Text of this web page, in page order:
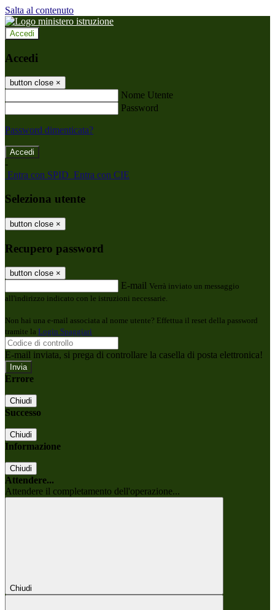
Salta al contenuto
Accedi
Accedi
button close ×
Nome Utente
Password
Password dimenticata?
-
Entra con SPID Entra con CIE
Seleziona utente
button close ×
Recupero password
button close ×
E-mail Verrà inviato un messaggio
all'indirizzo indicato con le istruzioni necessarie.
Non hai una e-mail associata al nome utente? Effettua il reset della password
tramite la Login Spaggiari
E-mail inviata, si prega di controllare la casella di posta elettronica!
Errore
Chiudi
Successo
Chiudi
Informazione
Chiudi
Attendere...
Attendere il completamento dell'operazione...
Chiudi